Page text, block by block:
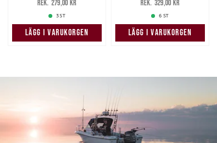
279,00 kr
279,00 kr
3 ST
LÄGG I VARUKORGEN
329,00 kr
329,00 kr
6 ST
LÄGG I VARUKORGEN